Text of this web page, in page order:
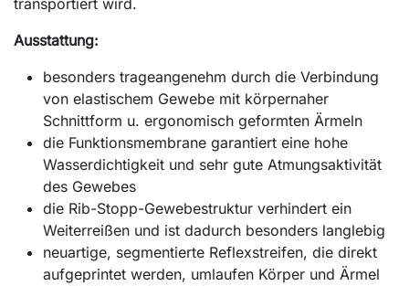
transportiert wird.
Ausstattung:
besonders trageangenehm durch die Verbindung
von elastischem Gewebe mit körpernaher
Schnittform u. ergonomisch geformten Ärmeln
die Funktionsmembrane garantiert eine hohe
Wasserdichtigkeit und sehr gute Atmungsaktivität
des Gewebes
die Rib-Stopp-Gewebestruktur verhindert ein
Weiterreißen und ist dadurch besonders langlebig
neuartige, segmentierte Reflexstreifen, die direkt
aufgeprintet werden, umlaufen Körper und Ärmel